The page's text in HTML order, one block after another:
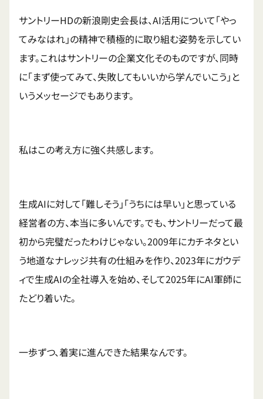
サントリーHDの新浪剛史会長は、AI活用について「やっ
てみなはれ」の精神で積極的に取り組む姿勢を示してい
ます。これはサントリーの企業文化そのものですが、同時
に「まず使ってみて、失敗してもいいから学んでいこう」と
いうメッセージでもあります。
私はこの考え方に強く共感します。
生成AIに対して「難しそう」「うちには早い」と思っている
経営者の方、本当に多いんです。でも、サントリーだって最
初から完璧だったわけじゃない。2009年にカチネタとい
う地道なナレッジ共有の仕組みを作り、2023年にガウデ
ィで生成AIの全社導入を始め、そして2025年にAI軍師に
たどり着いた。
一歩ずつ、着実に進んできた結果なんです。